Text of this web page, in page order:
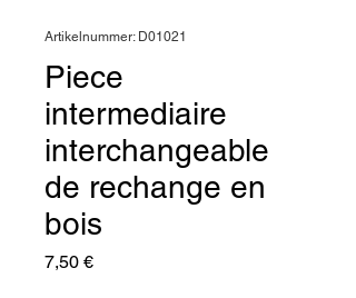
Artikelnummer: D01021
Piece
intermediaire
interchangeable
de rechange en
bois
7,50 €Preis